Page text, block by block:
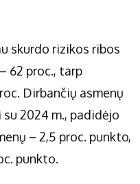
skurdo rizikos ribos
62 proc., tarp
Dirbančių asmenų
2024 m., padidėjo
– 2,5 proc. punkto,
punkto.